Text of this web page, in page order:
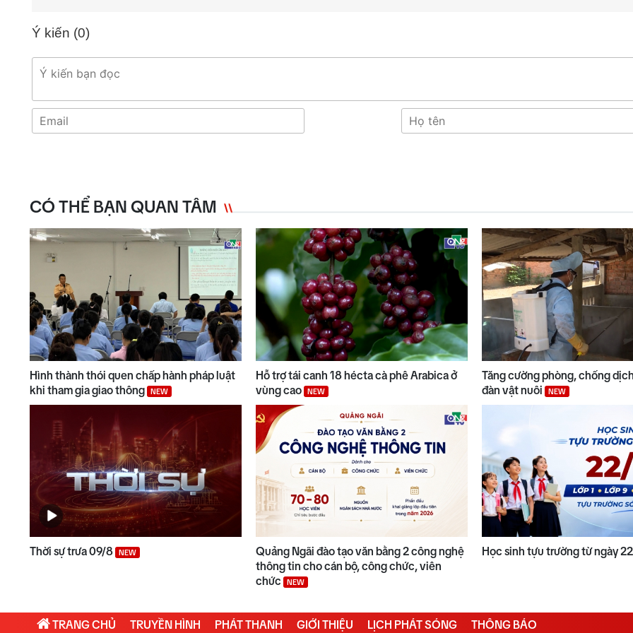
Ý kiến (0)
CÓ THỂ BẠN QUAN TÂM
Hình thành thói quen chấp hành pháp luật
khi tham gia giao thông
NEW
Hỗ trợ tái canh 18 hécta cà phê Arabica ở
vùng cao
NEW
Tăng cường phòng, chống
đàn vật nuôi
NEW
Thời sự trưa 09/8 NEW
Quảng Ngãi đào tạo văn bằng 2 công nghệ
thông tin cho cán bộ, công chức, viên
chức
NEW
Học sinh tựu trường từ ngày
TRANG CHỦ TRUYỀN HÌNH PHÁT THANH GIỚI THIỆU LỊCH PHÁT SÓNG THÔNG BÁO